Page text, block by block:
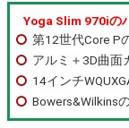
Yoga Slim 970iの
第12世代Core P
アルミ＋3D曲面
14インチ
Bowers&Wilkins